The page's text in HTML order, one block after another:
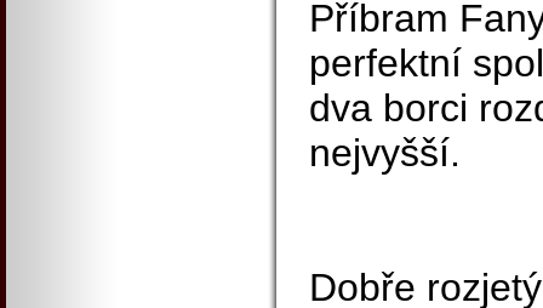
Příbram
perfektní
dva borci
nejvyšší.
Dobře